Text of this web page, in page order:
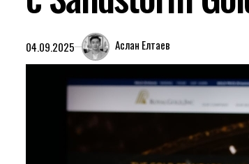
04.09.2025 Аслан Елтаев